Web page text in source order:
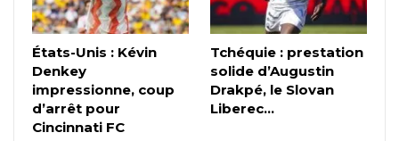
États-Unis : Kévin
Denkey
impressionne, coup
d’arrêt pour
Cincinnati FC
Tchéquie : prestation
solide d’Augustin
Drakpé, le Slovan
Liberec…